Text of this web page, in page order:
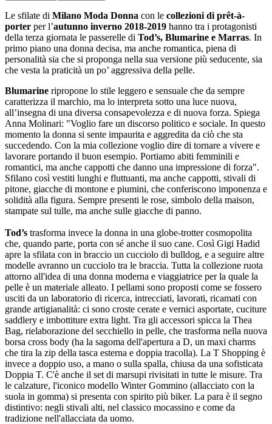
Le sfilate di Milano Moda Donna con le collezioni di prêt-à-
porter per l’autunno inverno 2018-2019 hanno tra i protagonisti
della terza giornata le passerelle di Tod’s, Blumarine e Marras. In
primo piano una donna decisa, ma anche romantica, piena di
personalità sia che si proponga nella sua versione più seducente, sia
che vesta la praticità un po’ aggressiva della pelle.
Blumarine ripropone lo stile leggero e sensuale che da sempre
caratterizza il marchio, ma lo interpreta sotto una luce nuova,
all’insegna di una diversa consapevolezza e di nuova forza. Spiega
Anna Molinari: "Voglio fare un discorso politico e sociale. In questo
momento la donna si sente impaurita e aggredita da ciò che sta
succedendo. Con la mia collezione voglio dire di tornare a vivere e
lavorare portando il buon esempio. Portiamo abiti femminili e
romantici, ma anche cappotti che danno una impressione di forza".
Sfilano così vestiti lunghi e fluttuanti, ma anche cappotti, stivali di
pitone, giacche di montone e piumini, che conferiscono imponenza e
solidità alla figura. Sempre presenti le rose, simbolo della maison,
stampate sul tulle, ma anche sulle giacche di panno.
Tod’s trasforma invece la donna in una globe-trotter cosmopolita
che, quando parte, porta con sé anche il suo cane. Così Gigi Hadid
apre la sfilata con in braccio un cucciolo di bulldog, e a seguire altre
modelle avranno un cucciolo tra le braccia. Tutta la collezione ruota
attorno all'idea di una donna moderna e viaggiatrice per la quale la
pelle è un materiale alleato. I pellami sono proposti come se fossero
usciti da un laboratorio di ricerca, intrecciati, lavorati, ricamati con
grande artigianalità: ci sono croste cerate e vernici asportate, cuciture
saddlery e imbottiture extra light. Tra gli accessori spicca la Thea
Bag, rielaborazione del secchiello in pelle, che trasforma nella nuova
borsa cross body (ha la sagoma dell'apertura a D, un maxi charms
che tira la zip della tasca esterna e doppia tracolla). La T Shopping è
invece a doppio uso, a mano o sulla spalla, chiusa da una sofisticata
Doppia T. C'è anche il set di marsupi rivisitati in tutte le misure. Tra
le calzature, l'iconico modello Winter Gommino (allacciato con la
suola in gomma) si presenta con spirito più biker. La para è il segno
distintivo: negli stivali alti, nel classico mocassino e come da
tradizione nell'allacciata da uomo.